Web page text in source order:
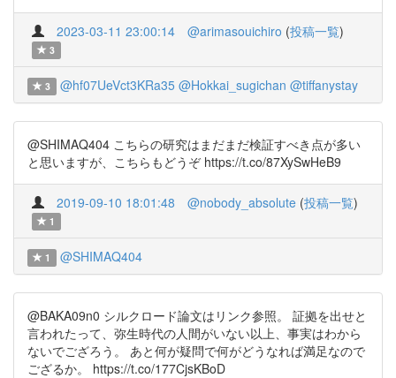
2023-03-11 23:00:14 @arimasouichiro (投稿一覧)
3
3 @hf07UeVct3KRa35 @Hokkai_sugichan @tiffanystay
@SHIMAQ404 こちらの研究はまだまだ検証すべき点が多い
と思いますが、こちらもどうぞ https://t.co/87XySwHeB9
2019-09-10 18:01:48 @nobody_absolute (投稿一覧)
1
1 @SHIMAQ404
@BAKA09n0 シルクロード論文はリンク参照。 証拠を出せと
言われたって、弥生時代の人間がいない以上、事実はわから
ないでござろう。 あと何が疑問で何がどうなれば満足なので
ござるか。 https://t.co/177CjsKBoD